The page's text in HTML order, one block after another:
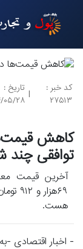
کد خبر :
۲۷۵۱۳
|
تاریخ :
۱۴۰۴/
کاهش
توافقی چند
آخرین قیمت
هست.
- اخبار اقتصادی -